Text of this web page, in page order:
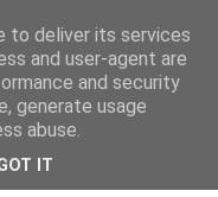
to deliver its services
and user-agent are
and security
generate usage
abuse.
IT